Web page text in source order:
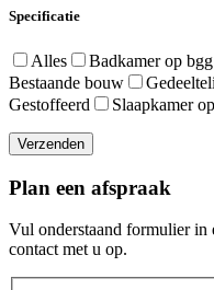
Specificatie
Alles Badkamer op bgg
Bestaande bouw
Gestoffeerd
Slaapkamer
Verzenden
Plan een afspraak
Vul onderstaand formulier in
contact met u op.